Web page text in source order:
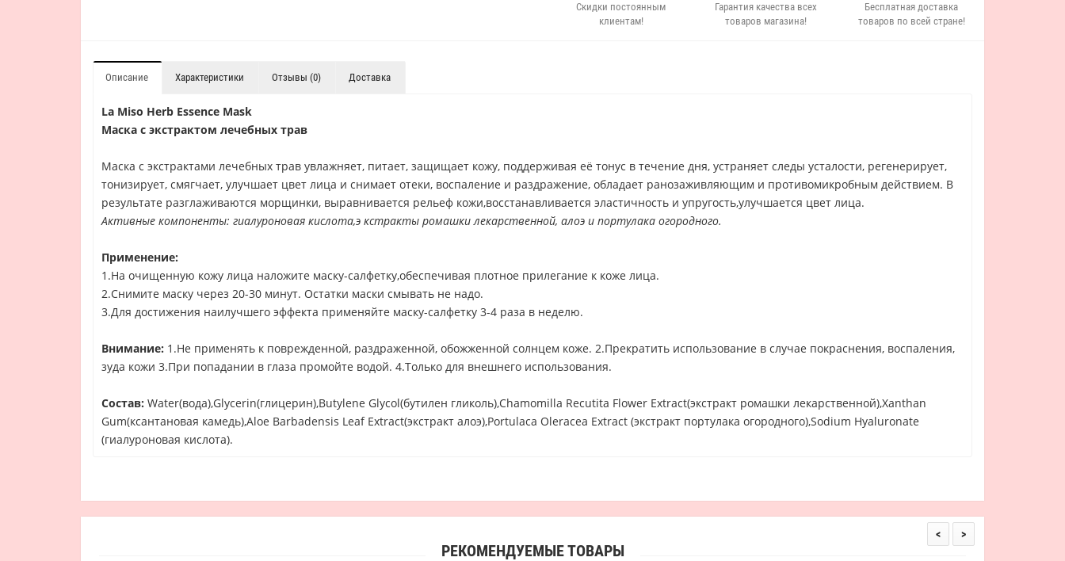
Скидки постоянным
клиентам!
Гарантия качества всех
товаров магазина!
Бесплатная доставка
товаров по всей стране!
Описание Характеристики Отзывы (0) Доставка
La Miso Herb Essence Mask
Маска с экстрактом лечебных трав
Маска с экстрактами лечебных трав увлажняет, питает, защищает кожу, поддерживая её тонус в течение дня, устраняет следы усталости, регенерирует,
тонизирует, смягчает, улучшает цвет лица и снимает отеки, воспаление и раздражение, обладает ранозаживляющим и противомикробным действием. В
результате разглаживаются морщинки, выравнивается рельеф кожи,восстанавливается эластичность и упругость,улучшается цвет лица.
Активные компоненты: гиалуроновая кислота,э кстракты ромашки лекарственной, алоэ и портулака огородного.
Применение:
1.На очищенную кожу лица наложите маску-салфетку,обеспечивая плотное прилегание к коже лица.
2.Снимите маску через 20-30 минут. Остатки маски смывать не надо.
3.Для достижения наилучшего эффекта применяйте маску-салфетку 3-4 раза в неделю.
Внимание: 1.Не применять к поврежденной, раздраженной, обожженной солнцем коже. 2.Прекратить использование в случае покраснения, воспаления,
зуда кожи 3.При попадании в глаза промойте водой. 4.Только для внешнего использования.
Состав: Water(вода),Glycerin(глицерин),Butylene Glycol(бутилен гликоль),Chamomilla Recutita Flower Extract(экстракт ромашки лекарственной),Xanthan
Gum(ксантановая камедь),Aloe Barbadensis Leaf Extract(экстракт алоэ),Portulaca Oleracea Extract (экстракт портулака огородного),Sodium Hyaluronate
(гиалуроновая кислота).
РЕКОМЕНДУЕМЫЕ ТОВАРЫ
< >